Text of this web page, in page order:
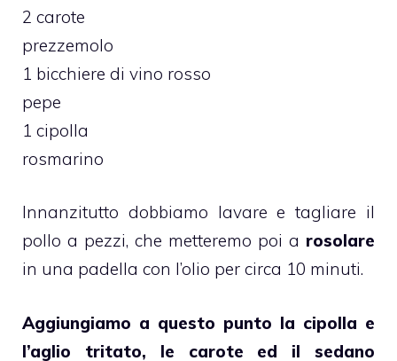
2 carote
prezzemolo
1 bicchiere di vino rosso
pepe
1 cipolla
rosmarino
Innanzitutto dobbiamo lavare e tagliare il
pollo a pezzi, che metteremo poi a rosolare
in una padella con l’olio per circa 10 minuti.
Aggiungiamo a questo punto la cipolla e
l’aglio tritato, le carote ed il sedano